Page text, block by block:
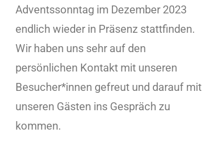
Adventssonntag im Dezember 2023
endlich wieder in Präsenz stattfinden.
Wir haben uns sehr auf den
persönlichen Kontakt mit unseren
Besucher*innen gefreut und darauf mit
unseren Gästen ins Gespräch zu
kommen.